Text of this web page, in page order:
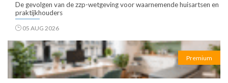
De gevolgen van de zzp-wetgeving voor waarnemende huisartsen en
praktijkhouders
05 AUG 2026
Premium